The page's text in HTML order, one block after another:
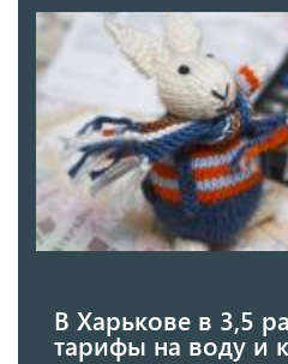
В Харькове в 3,5
тарифы на воду и